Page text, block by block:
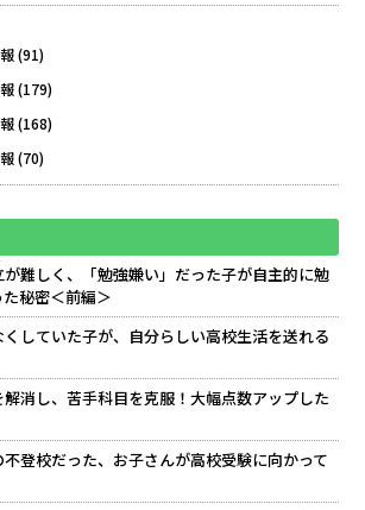
(91)
(179)
(168)
(70)
難しく、「勉強嫌い」だった子が自主的に勉
秘密＜前編＞
していた子が、自分らしい高校生活を送れる
解消し、苦手科目を克服！大幅点数アップした
登校だった、お子さんが高校受験に向かって